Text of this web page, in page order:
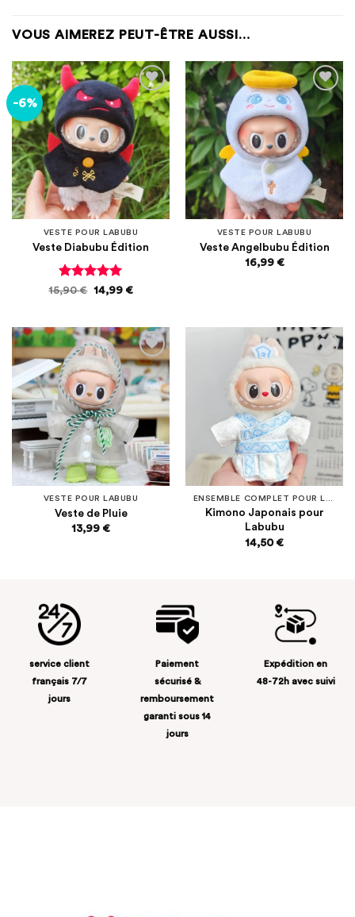
VOUS AIMEREZ PEUT-ÊTRE AUSSI…
-6%
Ajouter
à la
liste
d’envies
VESTE POUR LABUBU
Veste Diabubu Édition
Note 5sur
15,90€ Le
15,90 €.
14,99 €Le
14,99 €.
Ajouter
à la
liste
d’envies
VESTE POUR LABUBU
Veste Angelbubu Édition
16,99 €
Ajouter
à la
liste
d’envies
VESTE POUR LABUBU
Veste de Pluie
13,99 €
Ajouter
à la
liste
d’envies
ENSEMBLE COMPLET POUR LABUBU
Kimono Japonais pour
Labubu
14,50 €
service client
français 7/7
jours
Paiement
sécurisé &
remboursement
garanti sous 14
jours
Expédition en
48-72h avec suivi